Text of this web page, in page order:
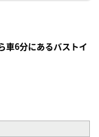
車6分にあるバストイ